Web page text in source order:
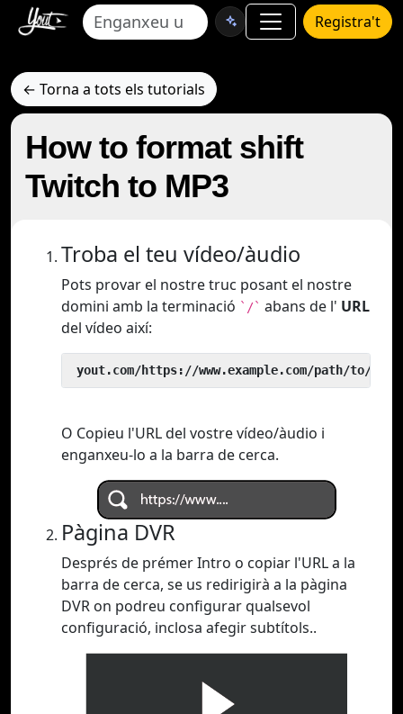
Registra't
← Torna a tots els tutorials
How to format shift
Twitch to MP3
Troba el teu vídeo/àudio
Pots provar el nostre truc posant el nostre
domini amb la terminació `/` abans de l' URL
del vídeo així:
yout.com/https://www.example.com/path/to/
O Copieu l'URL del vostre vídeo/àudio i
enganxeu-lo a la barra de cerca.
Pàgina DVR
Després de prémer Intro o copiar l'URL a la
barra de cerca, se us redirigirà a la pàgina
DVR on podreu configurar qualsevol
configuració, inclosa afegir subtítols..